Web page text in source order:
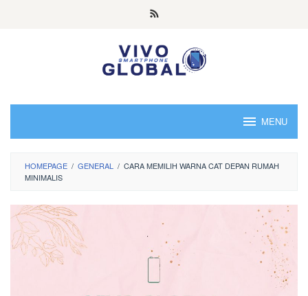
MENU
HOMEPAGE / GENERAL / CARA MEMILIH WARNA CAT DEPAN RUMAH
MINIMALIS